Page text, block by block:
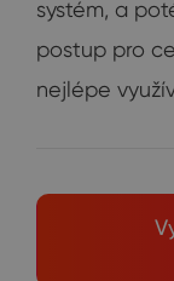
systém, a
postup pro
nejlépe